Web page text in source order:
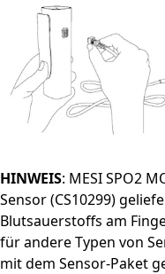
HINWEIS: MESI SPO2
Sensor (CS10299)
Blutsauerstoffs am
für andere Typen von
mit dem Sensor-Paket